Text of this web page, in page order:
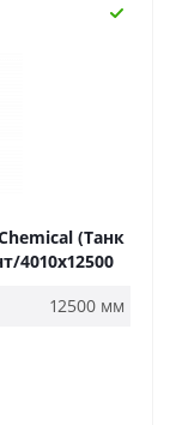
(Танк
4010х12500
12500 мм